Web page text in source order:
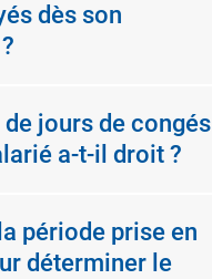
dès son
jours de congés
a-t-il droit ?
période prise en
déterminer le